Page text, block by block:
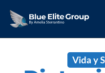
Vida y